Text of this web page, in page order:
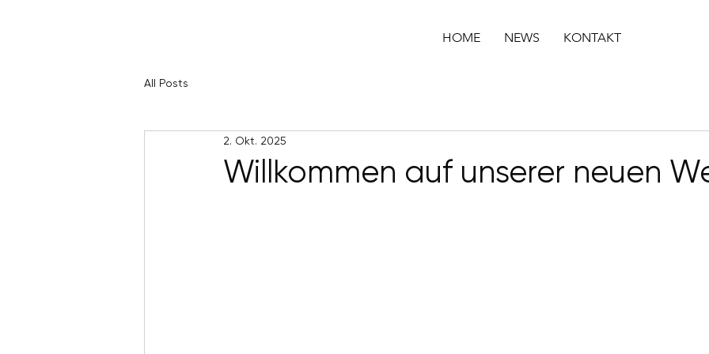
HOME NEWS KONTAKT
All Posts
Willkommen auf unserer neuen
2. Okt. 2025